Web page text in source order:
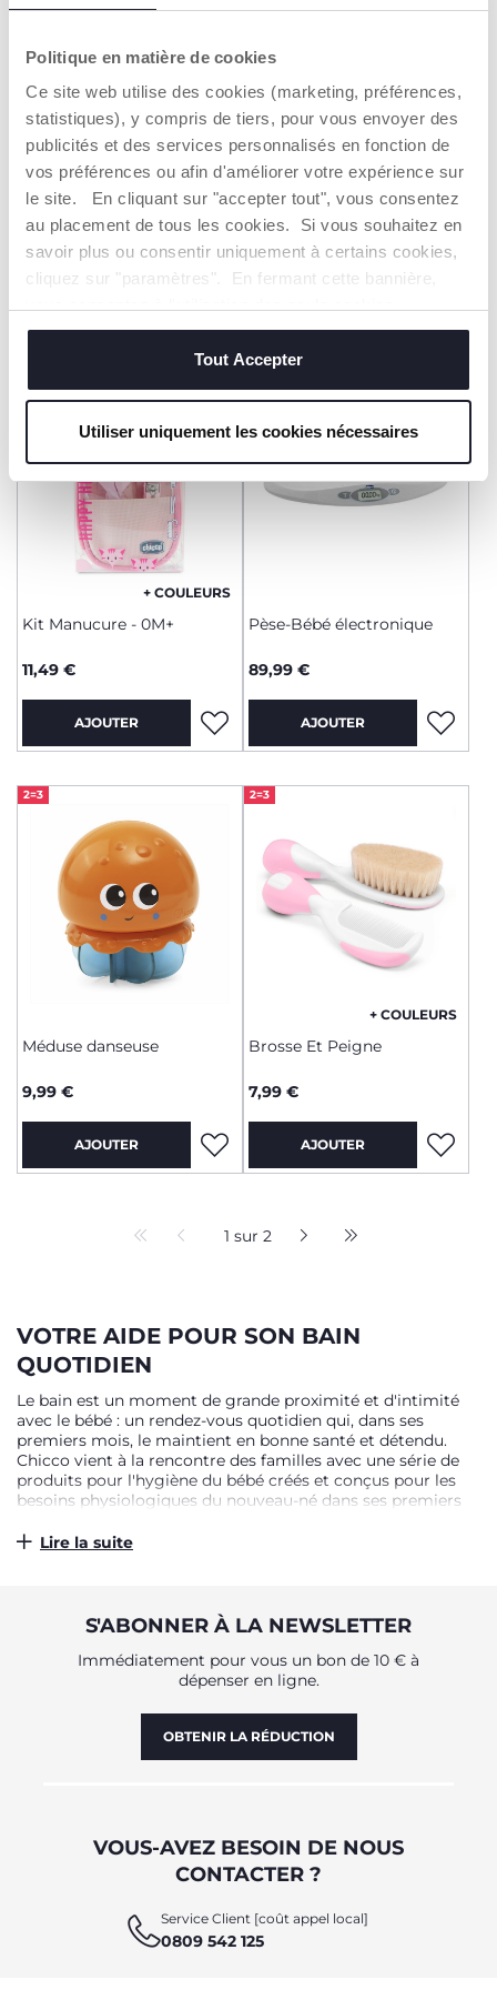
Politique en matière de cookies
Ce site web utilise des cookies (marketing, préférences,
statistiques), y compris de tiers, pour vous envoyer des
publicités et des services personnalisés en fonction de
vos préférences ou afin d'améliorer votre expérience sur
le site. En cliquant sur "accepter tout", vous consentez
au placement de tous les cookies. Si vous souhaitez en
savoir plus ou consentir uniquement à certains cookies,
cliquez sur "paramètres". En fermant cette bannière,
techniques, qui sont essentiels au service demandé.
Tout Accepter
Utiliser uniquement les cookies nécessaires
+ COULEURS
Kit Manucure - 0M+
11,49 €
+ COULEURS
Brosse Et Peigne
7,99 €
+ COULEURS
Kit Manucure - 0M+
11,49 €
AJOUTER
Pèse-Bébé électronique
89,99 €
AJOUTER
2=3
Méduse danseuse
9,99 €
AJOUTER
2=3
+ COULEURS
Brosse Et Peigne
7,99 €
AJOUTER
1 sur 2
VOTRE AIDE POUR SON BAIN
QUOTIDIEN
Le bain est un moment de grande proximité et d'intimité
avec le bébé : un rendez-vous quotidien qui, dans ses
premiers mois, le maintient en bonne santé et détendu.
Chicco vient à la rencontre des familles avec une série de
produits pour l'hygiène du bébé créés et conçus pour les
besoins physiologiques du nouveau-né dans ses premiers
CHICCO
Chicco vous propose également une série de plateaux et de
tables à langer pour offrir à votre enfant un siège
l'accompagnent dans sa croissance et qui fournissent aux
parents l'accessoire le plus adapté pour que l'hygiène de
leur enfant soit toujours sereine. Légers et faciles à
d'une table à langer en une petite baignoire.
ACCESSOIRES DE NETTOYAGE ET
D'HYGIÈNE
Chicco a pensé à tout et vous propose une riche sélection
Lire la suite
S'ABONNER À LA NEWSLETTER
Immédiatement pour vous un bon de 10 € à
dépenser en ligne.
OBTENIR LA RÉDUCTION
VOUS-AVEZ BESOIN DE NOUS
CONTACTER ?
Service Client [coût appel local]
0809 542 125